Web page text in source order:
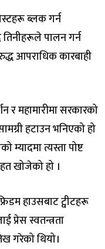
ब्लक गर्न
तिनीहरूले पालन गर्न
आपराधिक कारबाही
र महामारीमा सरकारको
हटाउन भनिएको हो
म्यादमा त्यस्ता पोष्ट
खोजेको हो ।
हाउसबाट ट्वीटहरू
प्रेस स्वतन्त्रता
गरेको थियो।